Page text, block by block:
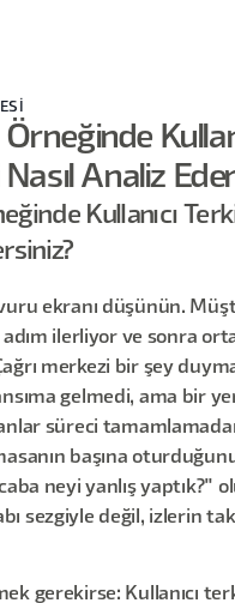
Nasıl Analiz
Kullanıcı
ekranı düşünün.
adım ilerliyor ve sonra
merkezi bir şey
gelmedi, ama bir
süreci
başına
neyi yanlış yaptık?"
sezgiyle değil, izlerin
gerekirse: Kullanıcı